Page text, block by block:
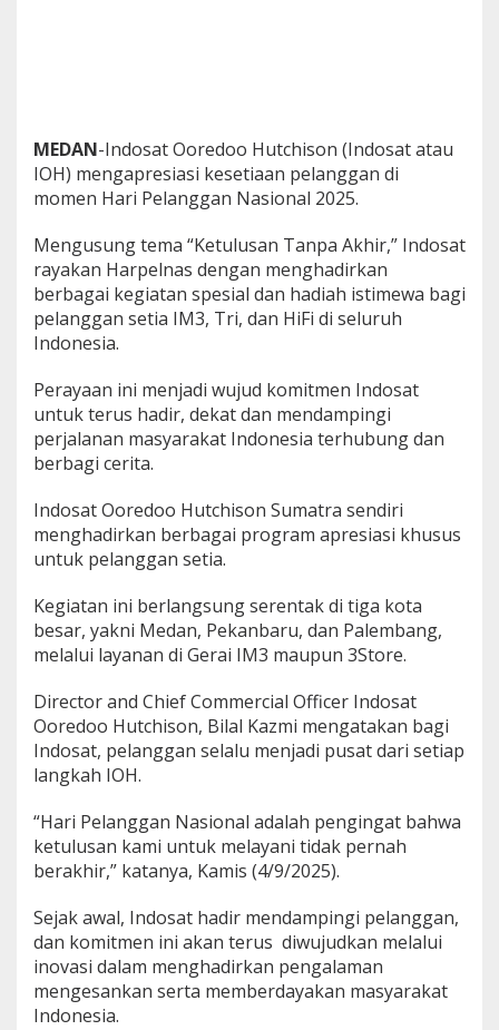
g
g
a
MEDAN-Indosat Ooredoo Hutchison (Indosat atau
IOH) mengapresiasi kesetiaan pelanggan di
momen Hari Pelanggan Nasional 2025.
Mengusung tema “Ketulusan Tanpa Akhir,” Indosat
rayakan Harpelnas dengan menghadirkan
berbagai kegiatan spesial dan hadiah istimewa bagi
pelanggan setia IM3, Tri, dan HiFi di seluruh
Indonesia.
Perayaan ini menjadi wujud komitmen Indosat
untuk terus hadir, dekat dan mendampingi
perjalanan masyarakat Indonesia terhubung dan
berbagi cerita.
Indosat Ooredoo Hutchison Sumatra sendiri
menghadirkan berbagai program apresiasi khusus
untuk pelanggan setia.
Kegiatan ini berlangsung serentak di tiga kota
besar, yakni Medan, Pekanbaru, dan Palembang,
melalui layanan di Gerai IM3 maupun 3Store.
Director and Chief Commercial Officer Indosat
Ooredoo Hutchison, Bilal Kazmi mengatakan bagi
Indosat, pelanggan selalu menjadi pusat dari setiap
langkah IOH.
“Hari Pelanggan Nasional adalah pengingat bahwa
ketulusan kami untuk melayani tidak pernah
berakhir,” katanya, Kamis (4/9/2025).
Sejak awal, Indosat hadir mendampingi pelanggan,
dan komitmen ini akan terus diwujudkan melalui
inovasi dalam menghadirkan pengalaman
mengesankan serta memberdayakan masyarakat
Indonesia.